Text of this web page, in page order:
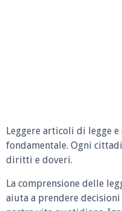
Leggere articoli di legge
fondamentale. Ogni
diritti e doveri.
La comprensione delle
aiuta a prendere